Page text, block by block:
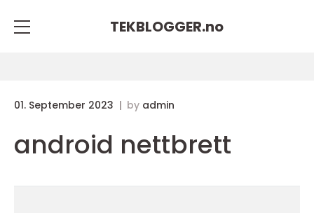
TEKBLOGGER.no
01. September 2023 by admin
android nettbrett